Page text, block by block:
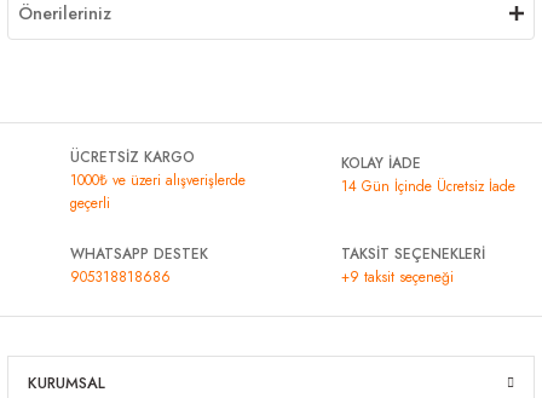
Önerileriniz
ÜCRETSİZ KARGO
1000₺ ve üzeri alışverişlerde
geçerli
KOLAY İADE
14 Gün İçinde Ücretsiz İade
WHATSAPP DESTEK
905318818686
TAKSİT SEÇENEKLERİ
+9 taksit seçeneği
KURUMSAL